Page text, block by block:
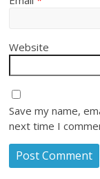
Website
Save my name,
next time I